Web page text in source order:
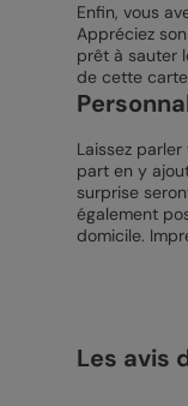
Enfin, vous
Appréciez
prêt à sauter
de cette
Laissez
part en y
surprise
également
domicile.
Les avis